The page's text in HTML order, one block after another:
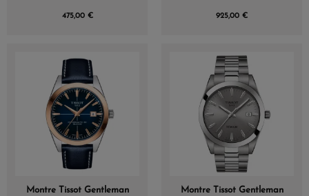
475,00 € 925,00 €
Montre Tissot Gentleman
Montre Tissot Gentleman